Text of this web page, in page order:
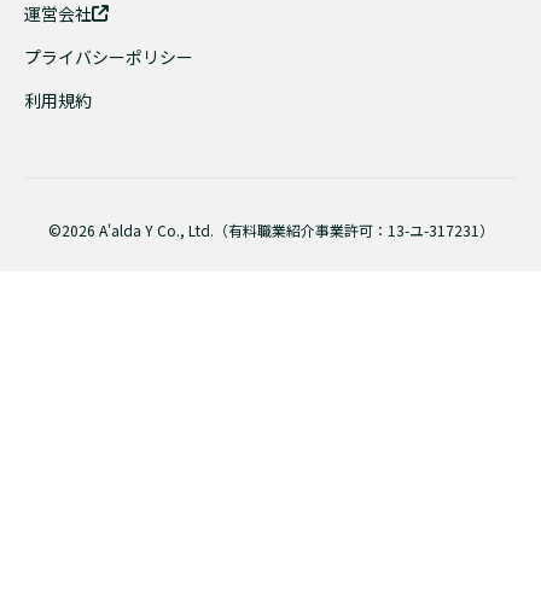
運営会社
プライバシーポリシー
利用規約
©2026 A'alda Y Co., Ltd.（有料職業紹介事業許可：13-ユ-317231）